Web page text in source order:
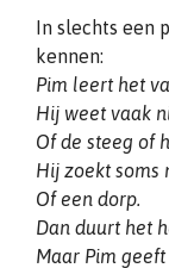
In slechts een
kennen:
Pim leert het
Hij weet vaak
Of de steeg of
Hij zoekt soms
Of een dorp.
Dan duurt het
Maar Pim